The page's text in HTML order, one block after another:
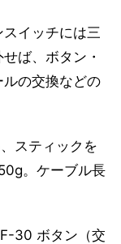
イッチには三
ば、ボタン・
の交換などの
スティックを
。ケーブル長
30 ボタン（交